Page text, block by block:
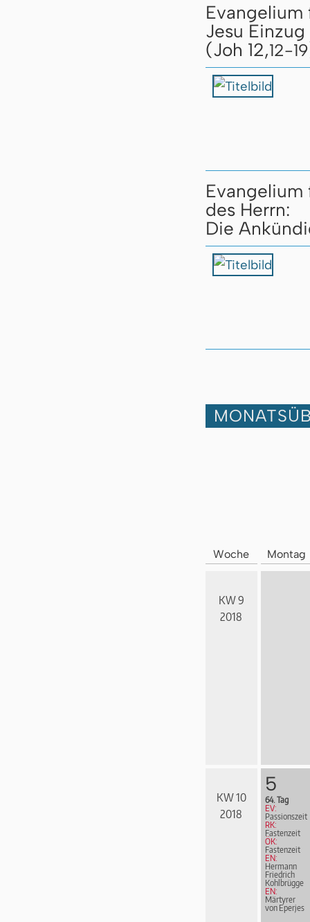
Evangelium
Jesu
(Joh 12,12-19
des Herrn:
Die
Woche Montag
KW 9
2018
KW 10
2018
5
64. Tag
EV:
Passionszeit
RK:
Fastenzeit
ÖK:
Fastenzeit
EN:
Hermann
Friedrich
Kohl­brüg­ge
EN:
Märtyrer
von Eperjes